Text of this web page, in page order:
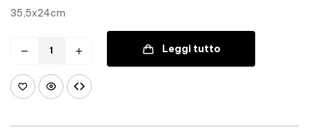
35,5x24cm
Leggi tutto